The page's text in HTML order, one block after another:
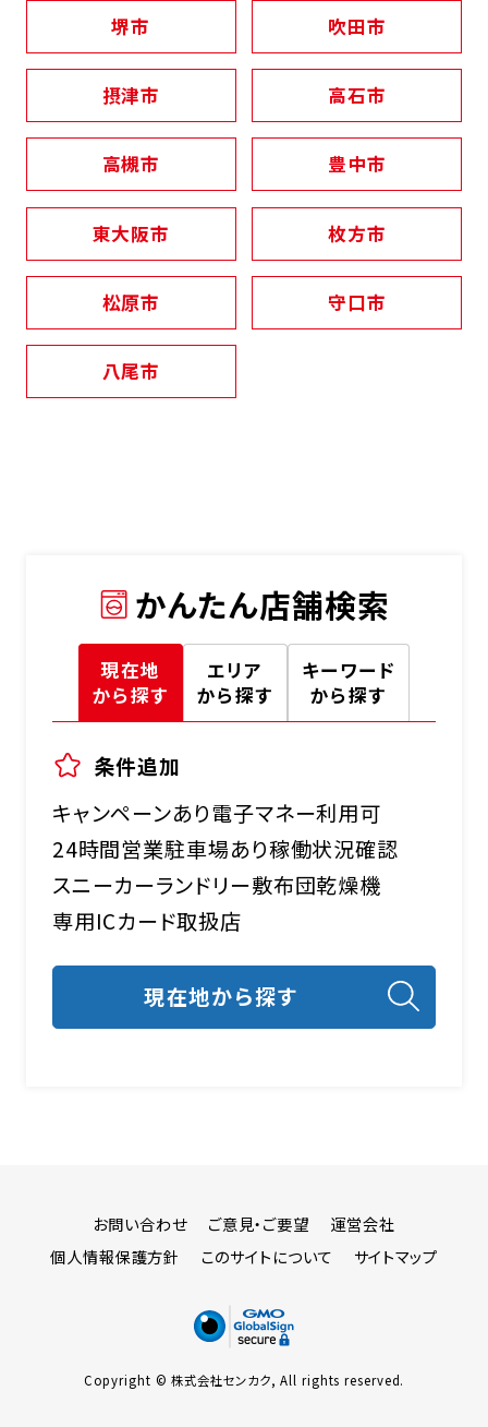
堺市 吹田市
摂津市 高石市
高槻市 豊中市
東大阪市 枚方市
松原市 守口市
八尾市
かんたん店舗検索
現在地
から探す
エリア
から探す
キーワード
から探す
条件追加
キャンペーンあり電子マネー利用可
24時間営業駐車場あり稼働状況確認
スニーカーランドリー敷布団乾燥機
専用ICカード取扱店
お問い合わせ ご意見・ご要望
運営会社
個人情報保護方針
このサイトについて サイトマップ
Copyright © 株式会社センカク, All rights reserved.